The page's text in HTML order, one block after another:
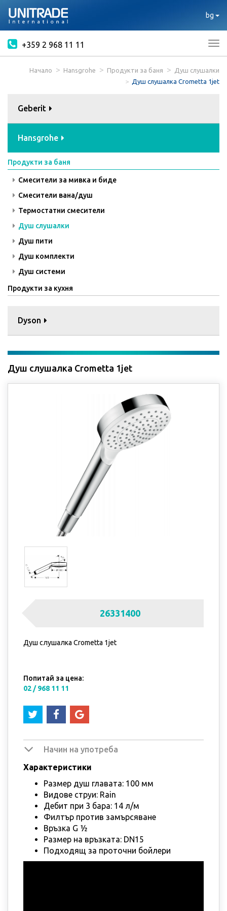
bg
+359 2 968 11 11
Начало Hansgrohe Продукти за баня
Душ слушалки
Душ слушалка Crometta 1jet
Geberit
Hansgrohe
Продукти за баня
Смесители за мивка и биде
Смесители вана/душ
Термостатни смесители
Душ слушалки
Душ пити
Душ комплекти
Душ системи
Продукти за кухня
Dyson
Душ слушалка Crometta 1jet
26331400
Душ слушалка Crometta 1jet
Попитай за цена:
02 / 968 11 11
Начин на употреба
Характеристики
Размер душ главата: 100 мм
Видове струи: Rain
Дебит при 3 бара: 14 л/м
Филтър против замърсяване
Връзка G ½
Размер на връзката: DN15
Подходящ за проточни бойлери